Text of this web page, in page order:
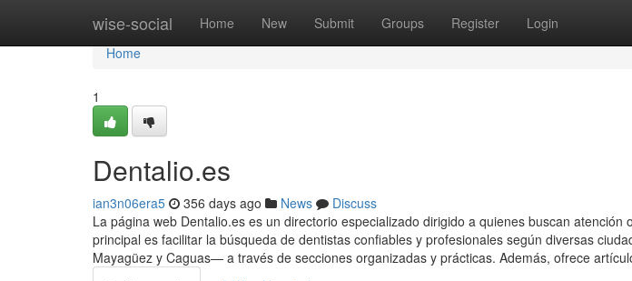
wise-social Home New Submit Groups Register Login
Home
Home
1
Dentalio.es
ian3n06era5 356 days ago News
Discuss
La página web Dentalio.es es un directorio especializado dirigido a quienes buscan atención
principal es facilitar la búsqueda de dentistas confiables y profesionales según diversas
Mayagüez y Caguas— a través de secciones organizadas y prácticas. Además, ofrece